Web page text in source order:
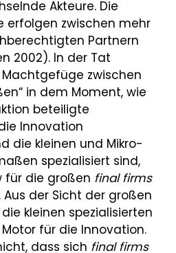
Akteure. Die
erfolgen zwischen mehr
Partnern
2002). In der Tat
zwischen
in dem Moment, wie
beteiligte
Innovation
die kleinen und Mikro-
spezialisiert sind,
für die großen final firms
der Sicht der großen
kleinen spezialisierten
für die Innovation.
dass sich final firms